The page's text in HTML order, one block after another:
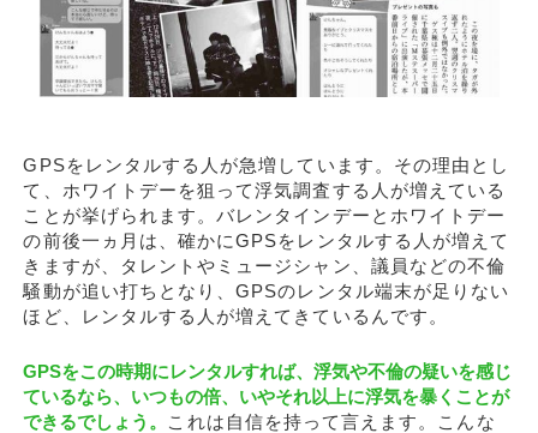
GPSをレンタルする人が急増しています。その理由とし
て、ホワイトデーを狙って浮気調査する人が増えている
ことが挙げられます。バレンタインデーとホワイトデー
の前後一ヵ月は、確かにGPSをレンタルする人が増えて
きますが、タレントやミュージシャン、議員などの不倫
騒動が追い打ちとなり、GPSのレンタル端末が足りない
ほど、レンタルする人が増えてきているんです。
GPSをこの時期にレンタルすれば、浮気や不倫の疑いを感じ
ているなら、いつもの倍、いやそれ以上に浮気を暴くことが
できるでしょう。 これは自信を持って言えます。こんな